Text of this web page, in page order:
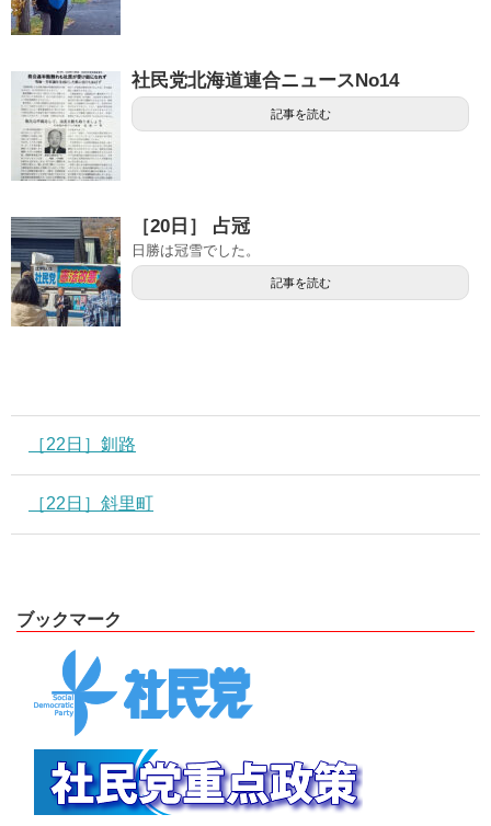
社民党北海道連合ニュースNo14
記事を読む
［20日］ 占冠
日勝は冠雪でした。
記事を読む
［22日］釧路
［22日］斜里町
ブックマーク